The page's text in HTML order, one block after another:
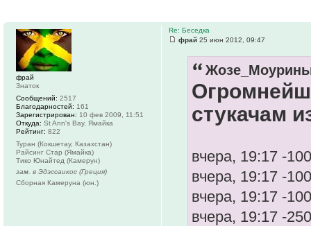
Re: Беседка
фрай 25 июн 2012, 09:47
стукачам
вчера, 19:17 -
вчера, 19:17 -
вчера, 19:17 -
вчера, 19:17 -
фрай
Знаток
Сообщений: 2517
Благодарностей: 161
Зарегистрирован: 10 фев 2009, 11:51
Откуда: St Ann's Bay, Ямайка
Рейтинг: 822
Туран (Кокшетау, Казахстан)
Райсинг Стар (Ямайка)
Тико Юнайтед (Камерун)
зам. в Эдэссаикос (Греция)
Сборная Камеруна (юн.)